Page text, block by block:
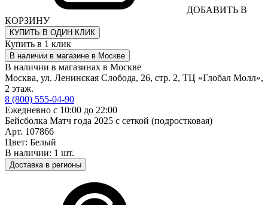
ДОБАВИТЬ В
КОРЗИНУ
КУПИТЬ В ОДИН КЛИК
Купить в 1 клик
В наличии в магазине в Москве
В наличии в магазинах в Москве
Москва, ул. Ленинская Слобода, 26, стр. 2, ТЦ «Глобал Молл»,
2 этаж.
8 (800) 555-04-90
Ежедневно с 10:00 до 22:00
Бейсболка Матч года 2025 с сеткой (подростковая)
Арт. 107866
Цвет: Белый
В наличии: 1 шт.
Доставка в регионы